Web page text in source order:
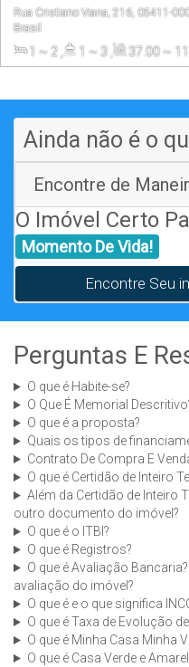
Rua Cristiano Viana, 216, 05411-
Brasil
1 ~ 2 , 1 ~ 3 , 37.00~
37.00~ 115.00m², 1641.30
Ainda não é o
Encontre de
O Imóvel Certo
Momento De Vida!
Encontre Seu
Perguntas E
O que é Habite-se?
O Que É Memorial
O que é a proposta?
Quais os tipos de
Contrato De Compra E
O que é Certidão de Inteiro
Além da Certidão de Inteiro
outro documento do imóvel?
O que é o ITBI?
O que é Registros?
O que é Avaliação
avaliação do imóvel?
O que é e o que significa
O que é Taxa de Evolução
O que é Minha Casa Minha
O que é Casa Verde e